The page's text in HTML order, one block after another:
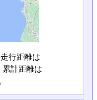
行距離は
累計距離は